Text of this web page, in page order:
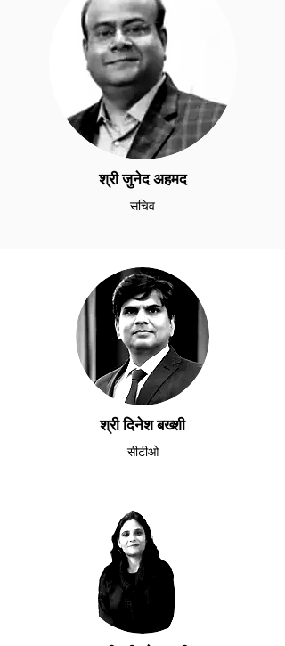
श्री जुनेद अहमद
सचिव
श्री दिनेश बख्शी
सीटीओ